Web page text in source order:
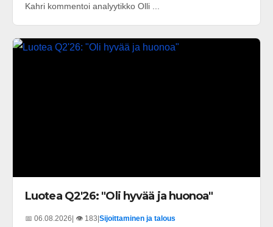
Kahri kommentoi analyytikko Olli ...
Luotea Q2'26: "Oli hyvää ja huonoa"
📅 06.08.2026 | 👁️ 183 Sijoittaminen ja talous